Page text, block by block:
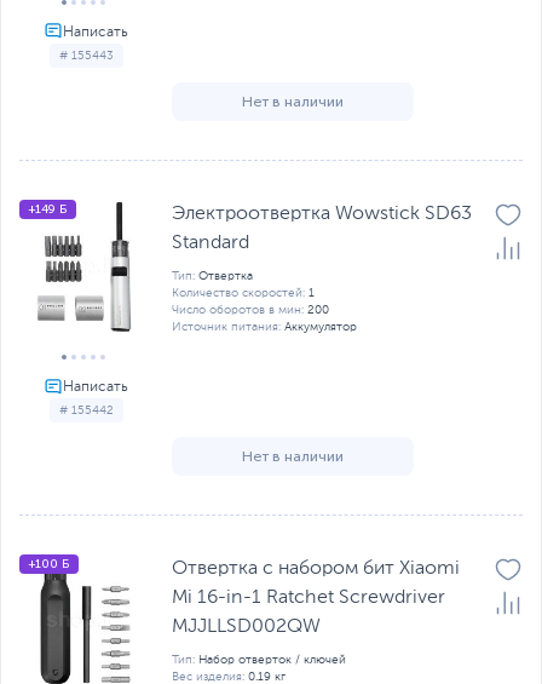
# 155443
Нет в наличии
# 155442
+149 Б
Электроотвертка Wowstick SD63
Standard
Тип: Отвертка
Количество скоростей: 1
Число оборотов в мин: 200
Источник питания: Аккумулятор
Нет в наличии
+100 Б
Отвертка с набором бит Xiaomi
Mi 16-in-1 Ratchet Screwdriver
MJJLLSD002QW
Тип: Набор отверток / ключей
Вес изделия: 0.19 кг